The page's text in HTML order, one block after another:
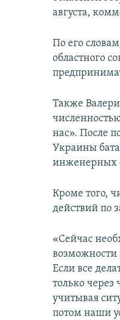
августа,
По его
областного
Также
нас». После
Украины
инженерных
Кроме того,
действий по
«Сейчас
возможности
Если все
только
учитывая
потом наши